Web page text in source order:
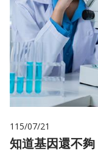
115/07/21